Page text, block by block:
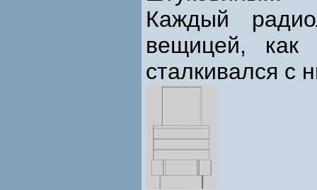
Каждый
вещицей, как
сталкивался с